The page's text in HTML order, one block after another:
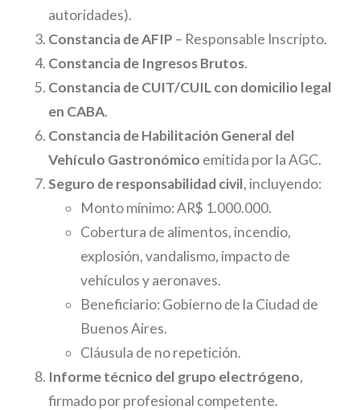
autoridades).
Constancia de AFIP – Responsable Inscripto.
Constancia de Ingresos Brutos.
Constancia de CUIT/CUIL con domicilio legal
en CABA.
Constancia de Habilitación General del
Vehículo Gastronómico emitida por la AGC.
Seguro de responsabilidad civil, incluyendo:
Monto mínimo: AR$ 1.000.000.
Cobertura de alimentos, incendio,
explosión, vandalismo, impacto de
vehículos y aeronaves.
Beneficiario: Gobierno de la Ciudad de
Buenos Aires.
Cláusula de no repetición.
Informe técnico del grupo electrógeno,
firmado por profesional competente.